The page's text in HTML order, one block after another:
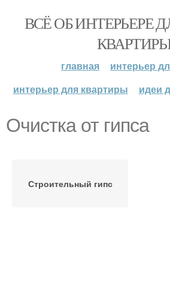
ВСЁ ОБ ИНТЕРЬЕРЕ
главная
интерьер
интерьер для квартиры
идеи
Очистка от гипса
Строительный гипс